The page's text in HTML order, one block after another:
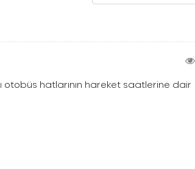
hatlarının hareket saatlerine dair